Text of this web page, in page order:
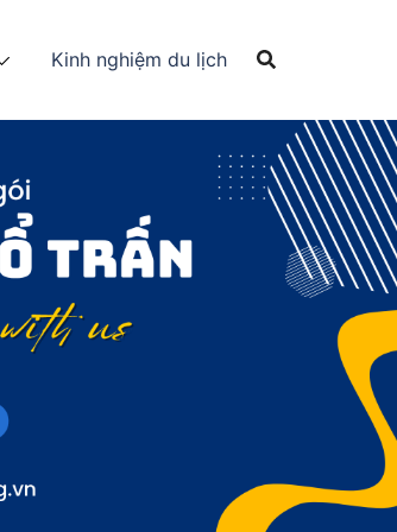
Kinh nghiệm du lịch